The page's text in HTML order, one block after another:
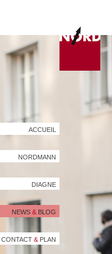
ACCUEIL
NORDMANN
DIAGNE
NEWS & BLOG
CONTACT & PLAN